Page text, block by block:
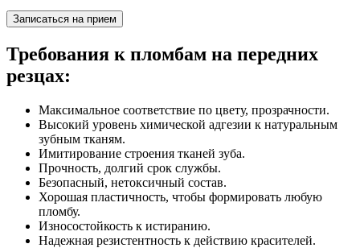
Записаться на прием
Требования к пломбам на передних
резцах:
Максимальное соответствие по цвету, прозрачности.
Высокий уровень химической адгезии к натуральным
зубным тканям.
Имитирование строения тканей зуба.
Прочность, долгий срок службы.
Безопасный, нетоксичный состав.
Хорошая пластичность, чтобы формировать любую
пломбу.
Износостойкость к истиранию.
Надежная резистентность к действию красителей.